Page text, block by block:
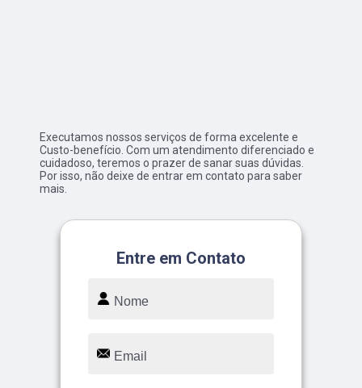
Executamos nossos serviços de forma excelente e
Custo-benefício. Com um atendimento diferenciado e
cuidadoso, teremos o prazer de sanar suas dúvidas.
Por isso, não deixe de entrar em contato para saber
mais.
Entre em Contato